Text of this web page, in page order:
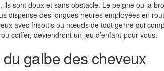
sont doux et sans obstacle. Le peigne ou la
dispense des longues heures employées en
avec frisottis ou nœuds de tout genre qui
coiffer, deviendront un jeu d’enfant pour vous.
galbe des cheveux